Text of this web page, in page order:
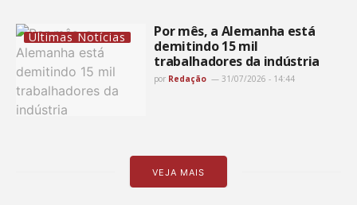
Últimas Notícias
Por mês, a Alemanha está
demitindo 15 mil
trabalhadores da indústria
por Redação 31/07/2026 - 14:44
VEJA MAIS